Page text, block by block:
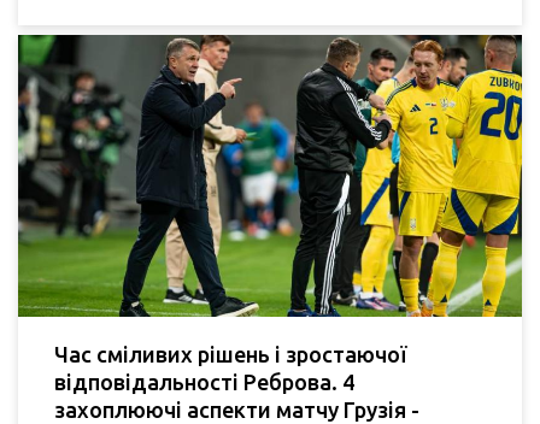
Час сміливих рішень і зростаючої
відповідальності Реброва. 4
захоплюючі аспекти матчу Грузія -